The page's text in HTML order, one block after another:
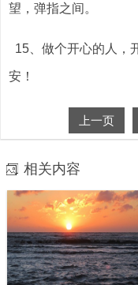
望，弹指之间。
15、做个开心的人，
安！
上一页
相关内容